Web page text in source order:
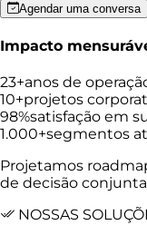
Agendar uma conversa
Impacto
23+anos de
10+projetos
98%satisfação em
1.000+segmentos
Projetamos
de decisão
NOSSAS